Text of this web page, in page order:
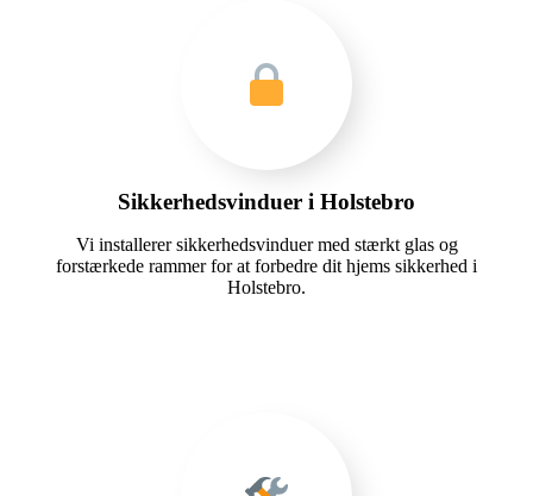
Sikkerhedsvinduer i Holstebro
Vi installerer sikkerhedsvinduer med stærkt glas og
forstærkede rammer for at forbedre dit hjems sikkerhed i
Holstebro.